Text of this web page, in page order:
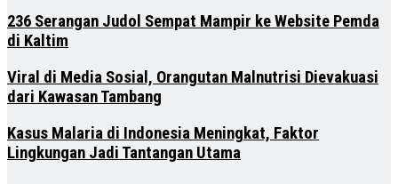
236 Serangan Judol Sempat Mampir ke Website Pemda
di Kaltim
Viral di Media Sosial, Orangutan Malnutrisi Dievakuasi
dari Kawasan Tambang
Kasus Malaria di Indonesia Meningkat, Faktor
Lingkungan Jadi Tantangan Utama